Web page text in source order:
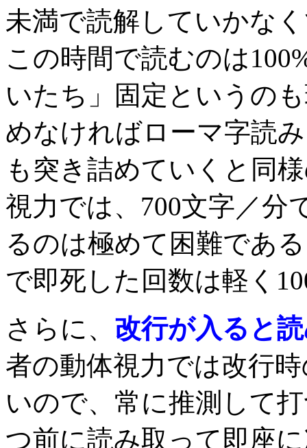
未満で読解していかな
この時間で読むのは
いたち」固定というの
めなければローマ字読
も突き詰めていくと同
視力では、700文字／分
るのは極めて困難であ
で即死した回数は軽く
さらに、 改行が入ると
者の動体視力では改行
いので、常に推測して
つ前に読み取って即座